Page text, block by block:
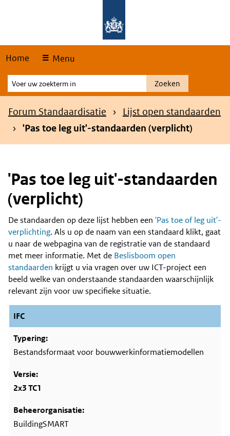
Home Menu
Voer
uw
zoekterm
Zoeken
Kruimelpad
Forum Standaardisatie
Lijst open standaarden
'Pas toe leg uit'-standaarden (verplicht)
'Pas toe leg uit'-standaarden
(verplicht)
Content
De standaarden op deze lijst hebben een 'Pas toe of leg uit'-
verplichting. Als u op de naam van een standaard klikt, gaat
u naar de webpagina van de registratie van de standaard
met meer informatie. Met de Beslisboom open
standaarden krijgt u via vragen over uw ICT-project een
beeld welke van onderstaande standaarden waarschijnlijk
relevant zijn voor uw specifieke situatie.
IFC
Bestandsformaat voor bouwwerkinformatiemodellen
2x3 TC1
BuildingSMART